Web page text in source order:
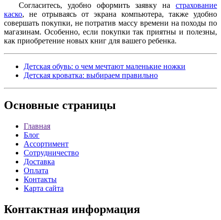
Согласитесь, удобно оформить заявку на страхование
каско, не отрываясь от экрана компьютера, также удобно
совершать покупки, не потратив массу времени на походы по
магазинам. Особенно, если покупки так приятны и полезны,
как приобретение новых книг для вашего ребенка.
Детская обувь: о чем мечтают маленькие ножки
Детская кроватка: выбираем правильно
Основные страницы
Главная
Блог
Ассортимент
Сотрудничество
Доставка
Оплата
Контакты
Карта сайта
Контактная информация